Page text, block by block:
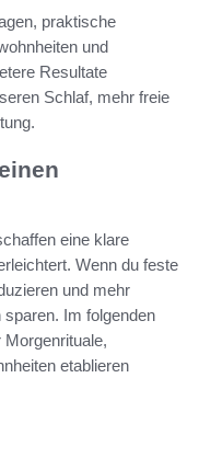
praktische
und
Resultate
Schlaf, mehr freie
eine klare
Wenn du feste
und mehr
sparen. Im folgenden
etablieren